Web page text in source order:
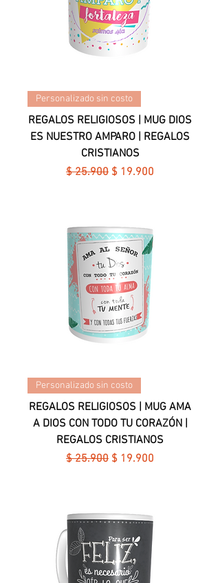
Personalizado sin costo
REGALOS RELIGIOSOS | MUG DIOS
ES NUESTRO AMPARO | REGALOS
CRISTIANOS
Precio
$ 25.900 Precio de oferta
$ 19.900
Personalizado sin costo
REGALOS RELIGIOSOS | MUG AMA
A DIOS CON TODO TU CORAZÓN |
REGALOS CRISTIANOS
Precio
$ 25.900 Precio de oferta
$ 19.900